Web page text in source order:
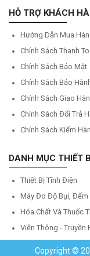
HỖ TRỢ KHÁCH
Hướng Dẫn Mua
Chính Sách Thanh
Chính Sách Bảo Mật
Chính Sách Bảo
Chính Sách Giao
Chính Sách Đổi Trả
Chính Sách Kiểm
DANH MỤC THIẾT
Thiết Bị Tĩnh Điện
Máy Đo Độ Bụi, Đếm
Hóa Chất Và Thuốc
Viễn Thông - Truyền
Copyright ©